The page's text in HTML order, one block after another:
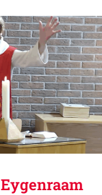
Eygenraam